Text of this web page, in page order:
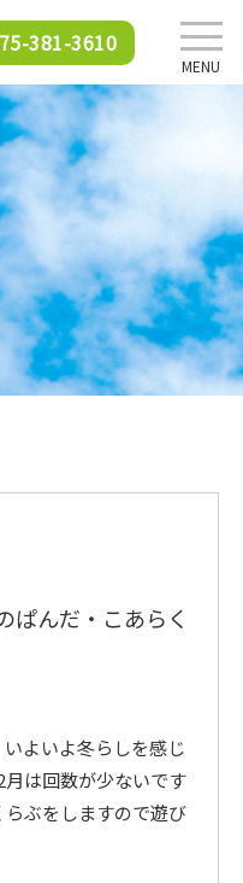
381-3610
MENU
ぱんだ・こあらく
よいよ冬らしを感じ
は回数が少ないです
ぶをしますので遊び